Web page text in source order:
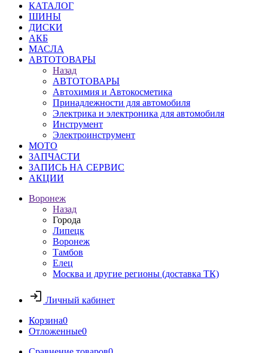
КАТАЛОГ
ШИНЫ
ДИСКИ
АКБ
МАСЛА
АВТОТОВАРЫ
Назад
АВТОТОВАРЫ
Автохимия и Автокосметика
Принадлежности для автомобиля
Электрика и электроника для автомобиля
Инструмент
Электроинструмент
МОТО
ЗАПЧАСТИ
ЗАПИСЬ НА СЕРВИС
АКЦИИ
Воронеж
Назад
Города
Липецк
Воронеж
Тамбов
Елец
Москва и другие регионы (доставка ТК)
Личный кабинет
Корзина0
Отложенные0